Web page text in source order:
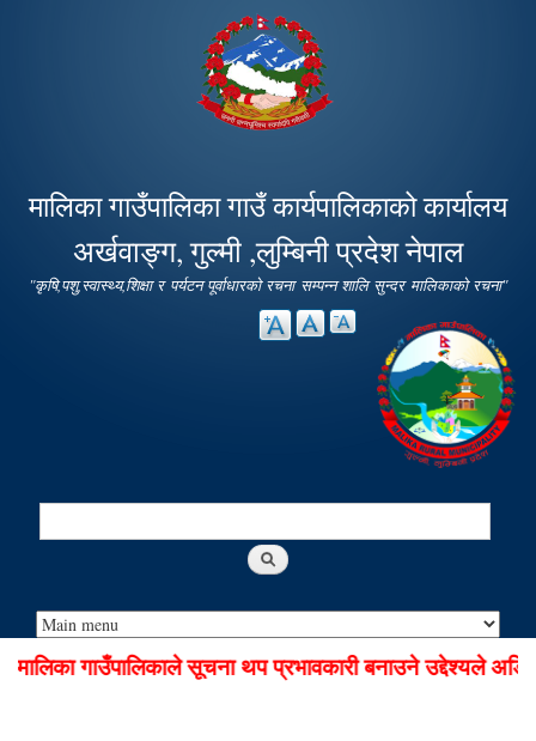
main
content
मालिका गाउँपालिका गाउँ कार्यपालिकाको कार्यालय
अर्खवाङ्ग, गुल्मी ,लुम्बिनी प्रदेश नेपाल
"कृषि,पशु,स्वास्थ्य,शिक्षा र पर्यटन पूर्वाधारको रचना सम्पन्न शालि सुन्दर मालिकाको रचना"
Search
गाउँपालिकाले सूचना थप प्रभावकारी बनाउने उद्देश्यले